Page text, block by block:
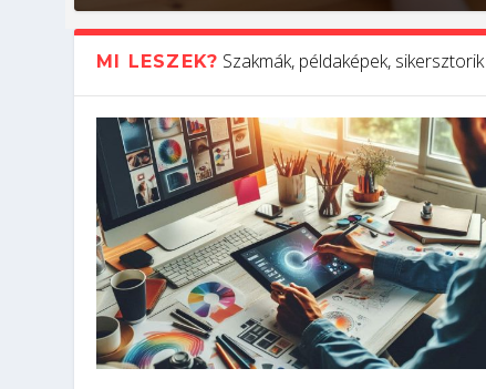
MI LESZEK? Szakmák, példaképek, sikersztorik